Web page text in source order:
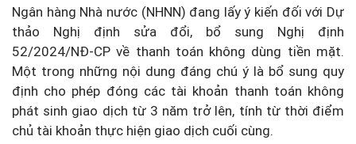
Ngân hàng Nhà nước (NHNN) đang lấy ý kiến đối với Dự
thảo Nghị định sửa đổi, bổ sung Nghị định
52/2024/NĐ-CP về thanh toán không dùng tiền mặt.
Một trong những nội dung đáng chú ý là bổ sung quy
định cho phép đóng các tài khoản thanh toán không
phát sinh giao dịch từ 3 năm trở lên, tính từ thời điểm
chủ tài khoản thực hiện giao dịch cuối cùng.